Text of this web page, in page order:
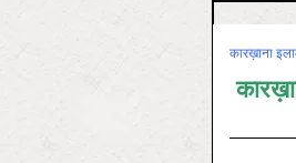
कारख़ाना